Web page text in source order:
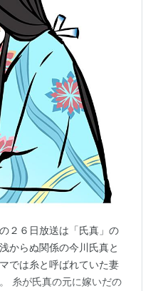
２６日放送は「氏真」の
からぬ関係の今川氏真と
では糸と呼ばれていた妻
糸が氏真の元に嫁いだの